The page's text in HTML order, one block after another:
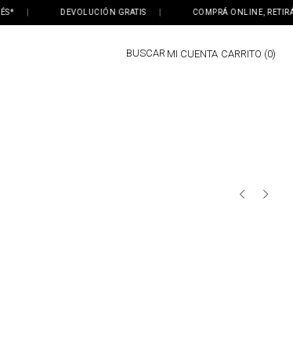
| DEVOLUCIÓN GRATIS | COMPRÁ ONLINE, RETIRÁ
BUSCAR MI CUENTA 0